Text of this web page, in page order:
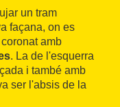
un tram
façana, on es
coronat amb
. La de l'esquerra
i també amb
ser l'absis de la